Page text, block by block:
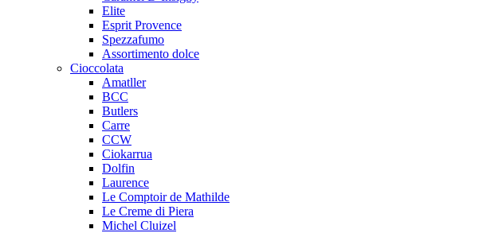
Elite
Esprit Provence
Spezzafumo
Assortimento dolce
Cioccolata
Amatller
BCC
Butlers
Carre
CCW
Ciokarrua
Dolfin
Laurence
Le Comptoir de Mathilde
Le Creme di Piera
Michel Cluizel